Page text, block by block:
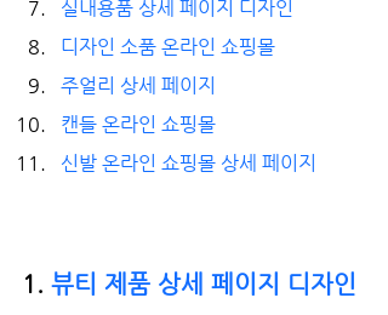
실내용품 상세 페이지 디자인
디자인 소품 온라인 쇼핑몰
주얼리 상세 페이지
캔들 온라인 쇼핑몰
신발 온라인 쇼핑몰 상세 페이지
1. 뷰티 제품 상세 페이지 디자인